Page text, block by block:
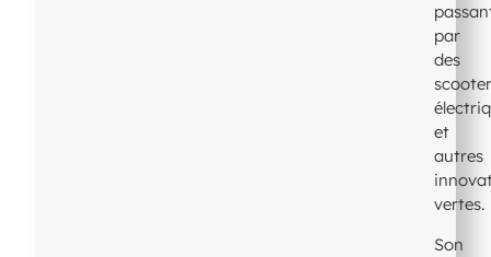
par
des
et
autres
vertes.
Son